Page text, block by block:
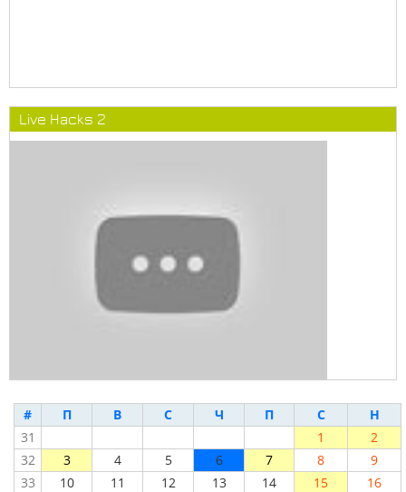
Live Hacks 2
# П В С Ч П С
Н
31
1
2
32
3 4 5 6 7 8
9
33
10 11 12 13 14 15
16